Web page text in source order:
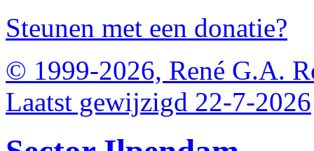
Steunen met een donatie?
© 1999-2026, René G.A.
Laatst gewijzigd 22-7-2026